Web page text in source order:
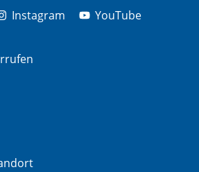
Instagram YouTube